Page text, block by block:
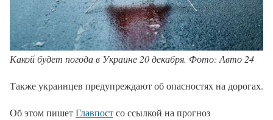
Какой будет погода в Украине 20 декабря. Фото: Авто 24
Также украинцев предупреждают об опасностях на дорогах.
Об этом пишетГлавпостсо ссылкой на прогноз